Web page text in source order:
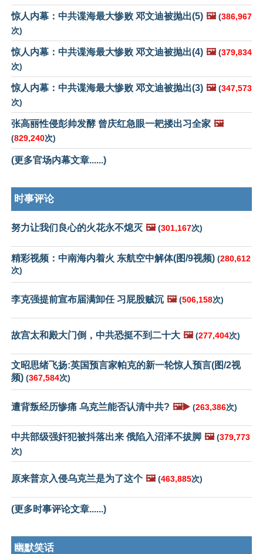
惊人内幕：中共谍海最大惨败 邓文迪被抛出(5) 🖼️ (386,967
次)
惊人内幕：中共谍海最大惨败 邓文迪被抛出(4) 🖼️ (379,834
次)
惊人内幕：中共谍海最大惨败 邓文迪被抛出(3) 🖼️ (347,573
次)
张高丽性侵彭帅发酵 曾庆红急眼一耙搂出习全家 🖼️
(829,240次)
(更多官场内幕文章......)
时事评论
努力让我们良心的火花永不熄灭 🖼️ (301,167次)
精彩视频：中南海内着火 东航空中解体(图/9视频) (280,612
次)
李克强提前宣布届满卸任 习屁股贼沉 🖼️ (506,158次)
故宫太和殿大门倒，中共恐挺不到二十大 🖼️ (277,404次)
文昭思绪飞扬:英国预言家帕克的新一轮惊人预言(图/2视
频) (367,584次)
遭背叛经历惨痛 乌克兰能否认清中共? 🖼️▶️ (263,386次)
中共部级强奸犯被抖落出来 俄陷入沼泽不拔脚 🖼️ (379,773
次)
原来普京入侵乌克兰是为了这个 🖼️ (463,885次)
(更多时事评论文章......)
幽默笑话